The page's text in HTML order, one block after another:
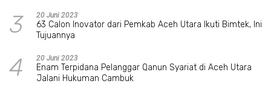
3 20 Juni 2023
63 Calon Inovator dari Pemkab Aceh Utara Ikuti Bimtek, Ini
Tujuannya
4 20 Juni 2023
Enam Terpidana Pelanggar Qanun Syariat di Aceh Utara
Jalani Hukuman Cambuk